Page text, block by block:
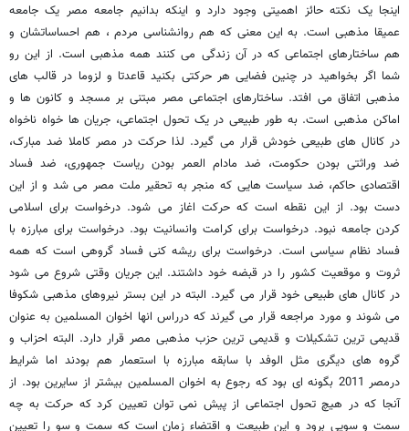
اینجا یک نکته حائز اهمیتی وجود دارد و اینکه بدانیم جامعه مصر یک جامعه
عمیقا مذهبی است. به این معنی که هم روانشناسی مردم ، هم احساساتشان و
هم ساختارهای اجتماعی که در آن زندگی می کنند همه مذهبی است. از این رو
شما اگر بخواهید در چنین فضایی هر حرکتی بکنید قاعدتا و لزوما در قالب های
مذهبی اتفاق می افتد. ساختارهای اجتماعی مصر مبتنی بر مسجد و کانون ها و
اماکن مذهبی است. به طور طبیعی در یک تحول اجتماعی، جریان ها خواه ناخواه
در کانال های طبیعی خودش قرار می گیرد. لذا حرکت در مصر کاملا ضد مبارک،
ضد وراثتی بودن حکومت، ضد مادام العمر بودن ریاست جمهوری، ضد فساد
اقتصادی حاکم، ضد سیاست هایی که منجر به تحقیر ملت مصر می شد و از این
دست بود. از این نقطه است که حرکت اغاز می شود. درخواست برای اسلامی
کردن جامعه نبود. درخواست برای کرامت وانسانیت بود. درخواست برای مبارزه با
فساد نظام سیاسی است. درخواست برای ریشه کنی فساد گروهی است که همه
ثروت و موقعیت کشور را در قبضه خود داشتند. این جریان وقتی شروع می شود
در کانال های طبیعی خود قرار می گیرد. البته در این بستر نیروهای مذهبی شکوفا
می شوند و مورد مراجعه قرار می گیرند که درراس انها اخوان المسلمین به عنوان
قدیمی ترین تشکیلات و قدیمی ترین حزب مذهبی مصر قرار دارد. البته احزاب و
گروه های دیگری مثل الوفد با سابقه مبارزه با استعمار هم بودند اما شرایط
درمصر 2011 بگونه ای بود که رجوع به اخوان المسلمین بیشتر از سایرین بود. از
آنجا که در هیچ تحول اجتماعی از پیش نمی توان تعیین کرد که حرکت به چه
سمت و سویی برود و این طبیعت و اقتضاء زمان است که سمت و سو را تعیین